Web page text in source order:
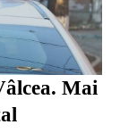
Mai